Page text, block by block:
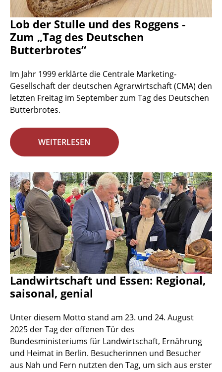
Lob der Stulle und des Roggens -
Zum „Tag des Deutschen
Butterbrotes“
Im Jahr 1999 erklärte die Centrale Marketing-
Gesellschaft der deutschen Agrarwirtschaft (CMA) den
letzten Freitag im September zum Tag des Deutschen
Butterbrotes.
WEITERLESEN
Landwirtschaft und Essen: Regional,
saisonal, genial
Unter diesem Motto stand am 23. und 24. August
2025 der Tag der offenen Tür des
Bundesministeriums für Landwirtschaft, Ernährung
und Heimat in Berlin. Besucherinnen und Besucher
aus Nah und Fern nutzten den Tag, um sich aus erster